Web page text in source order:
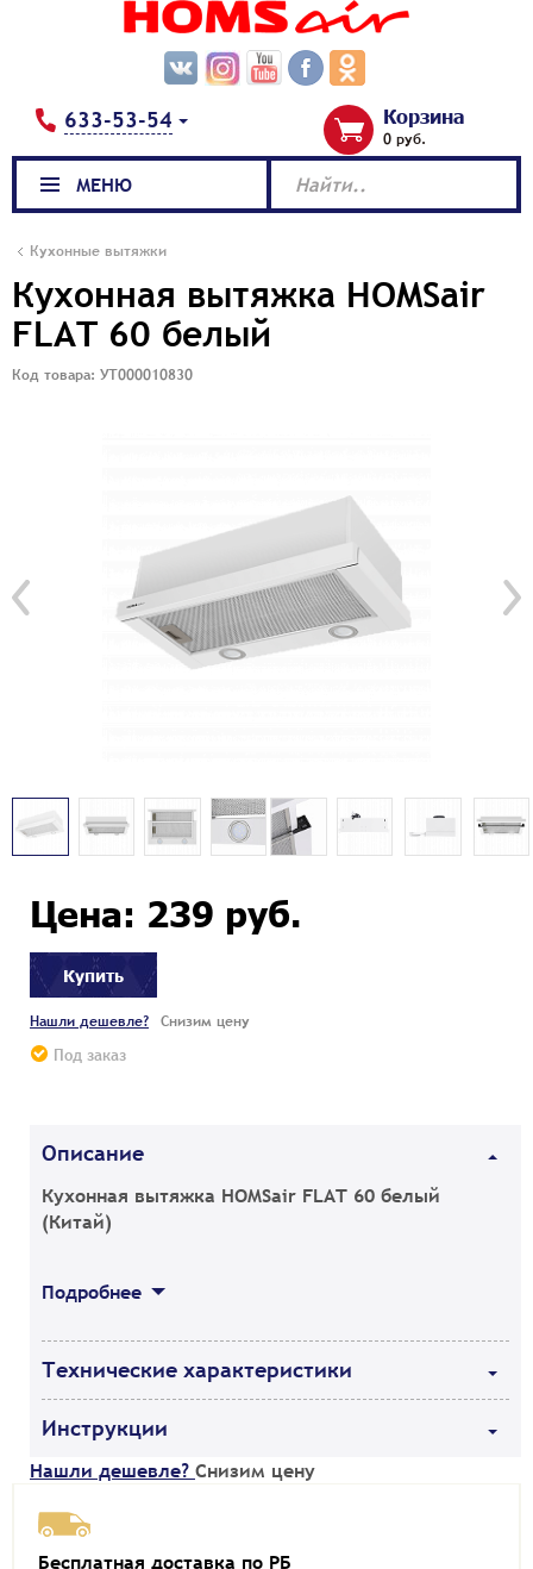
633-53-54 Корзина
0 руб.
Кухонные вытяжки
Кухонная вытяжка HOMSair
FLAT 60 белый
Код товара: УТ000010830
Цена: 239 руб.
Купить
Нашли дешевле? Снизим цену
Под заказ
Описание
Кухонная вытяжка HOMSair FLAT 60 белый
(Китай)
Подробнее
Технические характеристики
Инструкции
Нашли дешевле? Снизим цену
Бесплатная доставка по РБ
МЕНЮ Найти..